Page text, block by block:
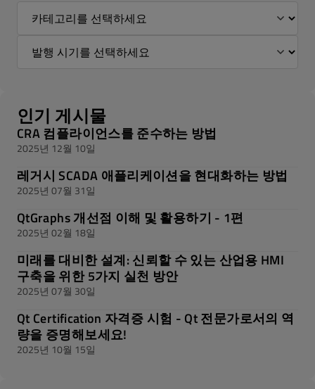
인기 게시물
CRA 컴플라이언스를 준수하는 방법
2025년 12월 10일
레거시 SCADA 애플리케이션을 현대화하는 방법
2025년 07월 31일
QtGraphs 개선점 이해 및 활용하기 - 1편
2025년 02월 18일
미래를 대비한 설계: 신뢰할 수 있는 산업용 HMI
구축을 위한 5가지 실천 방안
2025년 07월 30일
Qt Certification 자격증 시험 - Qt 전문가로서의 역
량을 증명해보세요!
2025년 10월 15일